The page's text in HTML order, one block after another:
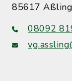
85617 Aßling
08092